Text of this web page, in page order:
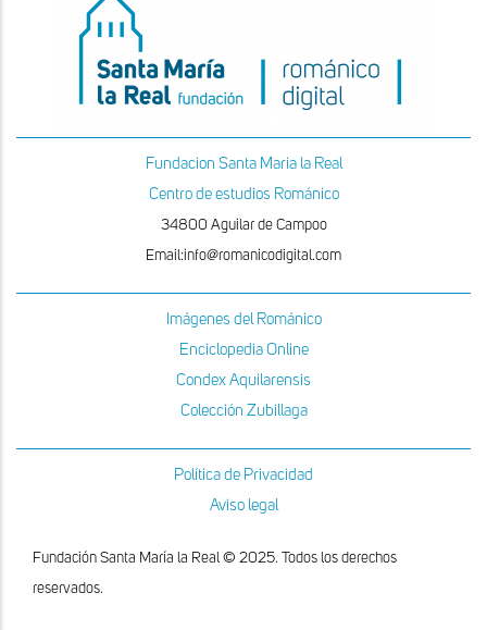
Fundacion Santa Maria la Real
Centro de estudios Románico
34800 Aguilar de Campoo
Email:info@romanicodigital.com
Imágenes del Románico
Enciclopedia Online
Condex Aquilarensis
Colección Zubillaga
Política de Privacidad
Aviso legal
Fundación Santa María la Real © 2025. Todos los derechos
reservados.